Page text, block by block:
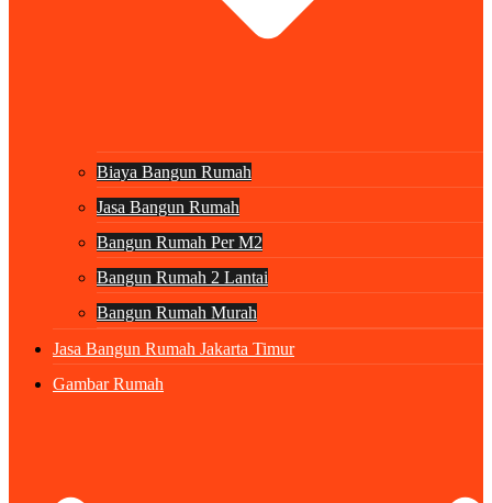
Biaya Bangun Rumah
Jasa Bangun Rumah
Bangun Rumah Per M2
Bangun Rumah 2 Lantai
Bangun Rumah Murah
Jasa Bangun Rumah Jakarta Timur
Gambar Rumah